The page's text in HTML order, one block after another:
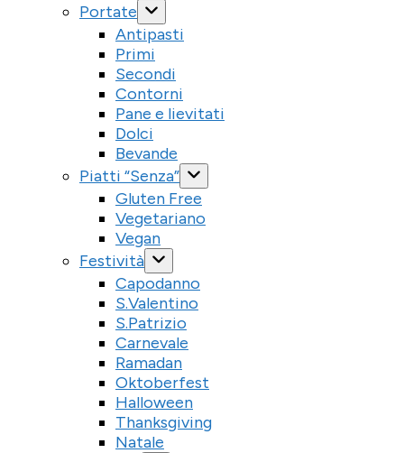
Portate
Antipasti
Primi
Secondi
Contorni
Pane e lievitati
Dolci
Bevande
Piatti “Senza”
Gluten Free
Vegetariano
Vegan
Festività
Capodanno
S.Valentino
S.Patrizio
Carnevale
Ramadan
Oktoberfest
Halloween
Thanksgiving
Natale